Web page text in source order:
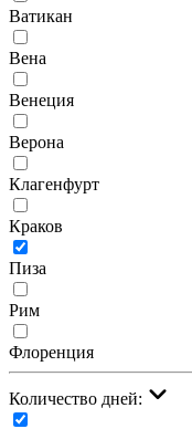
Ватикан
Вена
Венеция
Верона
Клагенфурт
Краков
Пиза
Рим
Флоренция
Количество дней: